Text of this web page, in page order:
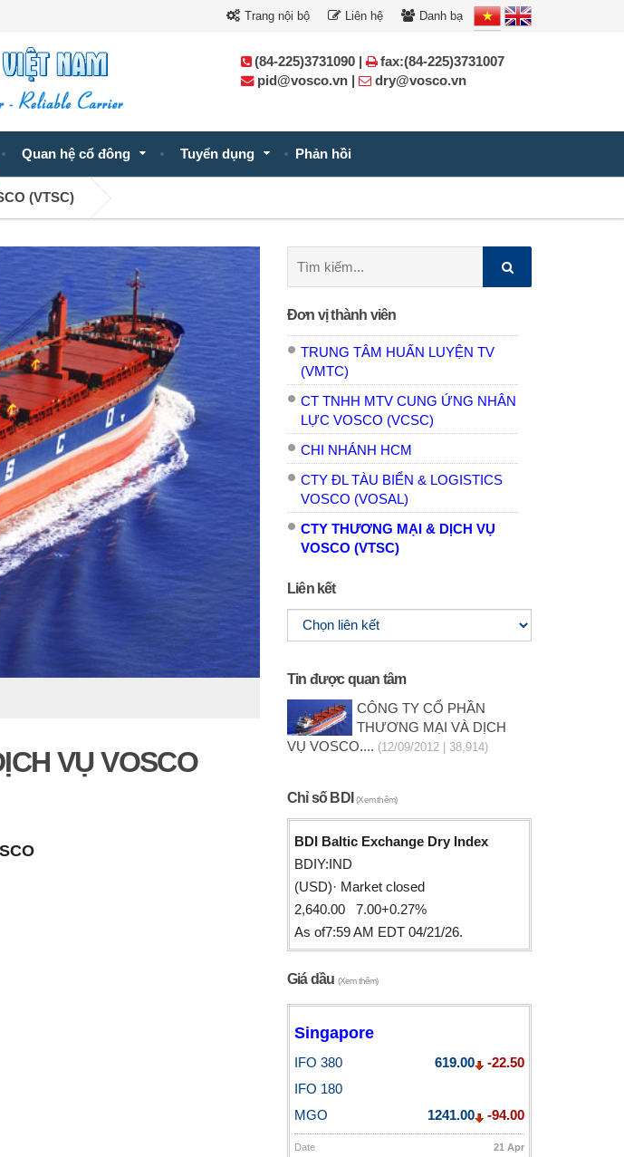
Trang nội bộ Liên hệ Danh bạ
Quan hệ cổ đông Tuyển dụng Phản hồi
(84-225)3731090 |
fax:(84-225)3731007
pid@vosco.vn |
dry@vosco.vn
(VTSC)
VỤ VOSCO
kiếm:
Đơn vị thành viên
TRUNG TÂM HUẤN LUYỆN TV
(VMTC)
CT TNHH MTV CUNG ỨNG NHÂN
LỰC VOSCO (VCSC)
CHI NHÁNH HCM
CTY ĐL TÀU BIỂN & LOGISTICS
VOSCO (VOSAL)
CTY THƯƠNG MẠI & DỊCH VỤ
VOSCO (VTSC)
Liên kết
Tin được quan tâm
CÔNG TY CỔ PHẦN
THƯƠNG MẠI VÀ DỊCH
VỤ VOSCO.... (12/09/2012 | 38,914)
Chỉ số BDI(Xem thêm)
BDI Baltic Exchange Dry Index
BDIY:IND
(USD)· Market closed
2,640.00 7.00+0.27%
As of7:59 AM EDT 04/21/26.
Giá dầu (Xem thêm)
Singapore
IFO 380 619.00
-22.50
IFO 180
MGO
1241.00 -94.00
Date 21 Apr